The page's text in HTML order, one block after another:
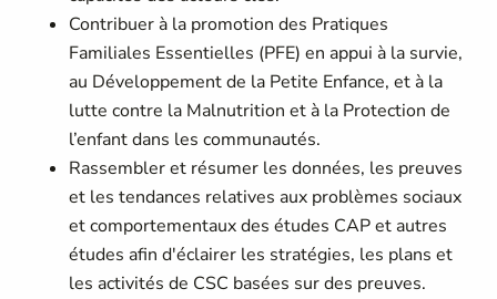
Contribuer à la promotion des Pratiques
Familiales Essentielles (PFE) en appui à la survie,
au Développement de la Petite Enfance, et à la
lutte contre la Malnutrition et à la Protection de
l’enfant dans les communautés.
Rassembler et résumer les données, les preuves
et les tendances relatives aux problèmes sociaux
et comportementaux des études CAP et autres
études afin d'éclairer les stratégies, les plans et
les activités de CSC basées sur des preuves.